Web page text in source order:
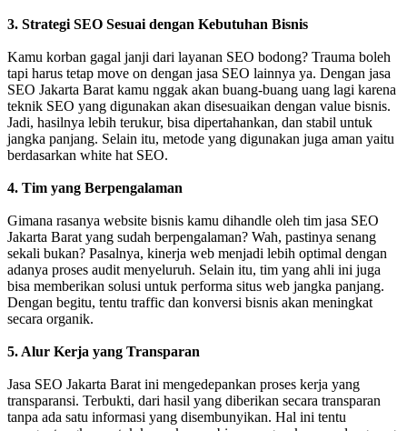
3. Strategi SEO Sesuai dengan Kebutuhan Bisnis
Kamu korban gagal janji dari layanan SEO bodong? Trauma boleh
tapi harus tetap move on dengan jasa SEO lainnya ya. Dengan jasa
SEO Jakarta Barat kamu nggak akan buang-buang uang lagi karena
teknik SEO yang digunakan akan disesuaikan dengan value bisnis.
Jadi, hasilnya lebih terukur, bisa dipertahankan, dan stabil untuk
jangka panjang. Selain itu, metode yang digunakan juga aman yaitu
berdasarkan white hat SEO.
4. Tim yang Berpengalaman
Gimana rasanya website bisnis kamu dihandle oleh tim jasa SEO
Jakarta Barat yang sudah berpengalaman? Wah, pastinya senang
sekali bukan? Pasalnya, kinerja web menjadi lebih optimal dengan
adanya proses audit menyeluruh. Selain itu, tim yang ahli ini juga
bisa memberikan solusi untuk performa situs web jangka panjang.
Dengan begitu, tentu traffic dan konversi bisnis akan meningkat
secara organik.
5. Alur Kerja yang Transparan
Jasa SEO Jakarta Barat ini mengedepankan proses kerja yang
transparansi. Terbukti, dari hasil yang diberikan secara transparan
tanpa ada satu informasi yang disembunyikan. Hal ini tentu